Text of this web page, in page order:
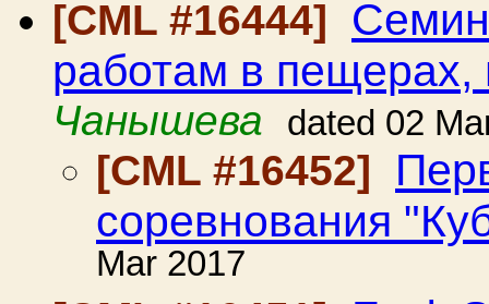
[CML #16444]
работам в пещерах,
Чанышева dated 02
[CML #16452]
соревнования
Mar 2017